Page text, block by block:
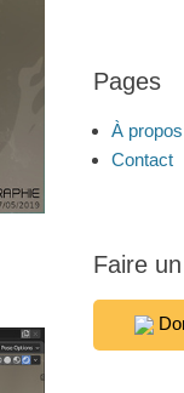
Pages
À propos
Contact
Faire